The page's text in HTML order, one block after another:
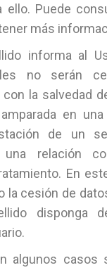
ello. Puede
más
informa al
no serán
con la salvedad
en
de un
una relación
En
la cesión de
disponga
algunos casos